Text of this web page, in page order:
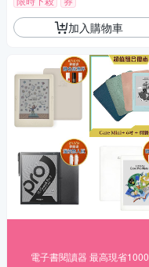
加入購物車
電子書閱讀器 最高現省1000